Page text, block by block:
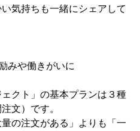
気持ちも一緒にシェアして
みや働きがいに
クト」の基本プランは３種
文）です。
の注文がある」よりも「一